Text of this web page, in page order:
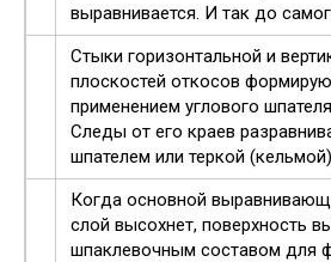
выравнивается. И так до
Стыки горизонтальной и
плоскостей откосов
применением углового
Следы от его краев
шпателем или теркой
Когда основной
слой высохнет, поверхность
шпаклевочным составом для